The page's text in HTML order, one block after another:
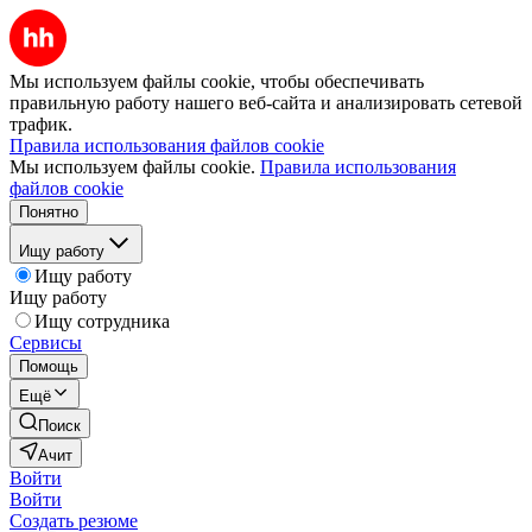
Мы используем файлы cookie, чтобы обеспечивать
правильную работу нашего веб-сайта и анализировать сетевой
трафик.
Правила использования файлов cookie
Мы используем файлы cookie. Правила использования
файлов cookie
Понятно
Ищу работу
Ищу работу
Ищу работу
Ищу сотрудника
Сервисы
Помощь
Ещё
Поиск
Ачит
Войти
Войти
Создать резюме